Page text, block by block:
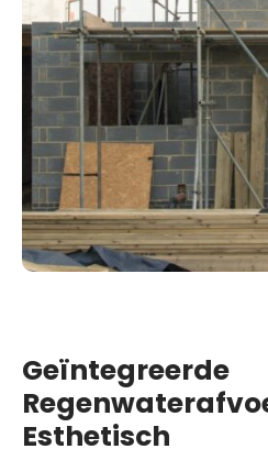
Geïntegreerde
Esthetisch